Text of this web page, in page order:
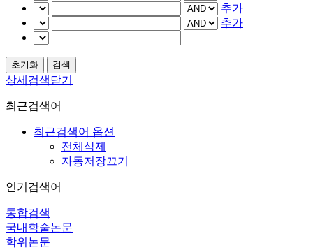
추가
추가
상세검색닫기
최근검색어
최근검색어 옵션
전체삭제
자동저장끄기
인기검색어
통합검색
국내학술논문
학위논문